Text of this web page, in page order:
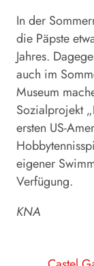
In der
die Päpste
Jahres.
auch im
Museum
Sozialprojekt
ersten US-
eigener
Verfügung.
KNA